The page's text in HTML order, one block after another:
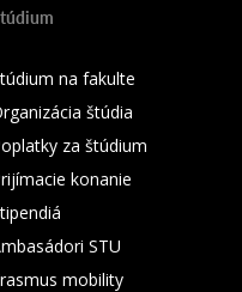
na fakulte
štúdia
za štúdium
konanie
STU
mobility